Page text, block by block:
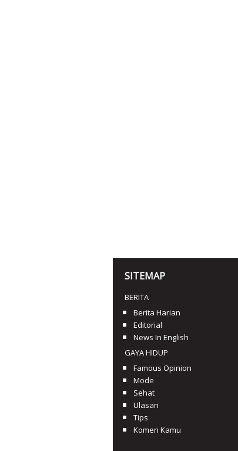
SITEMAP
BERITA
Berita Harian
Editorial
News In English
GAYA HIDUP
Famous Opinion
Mode
Sehat
Ulasan
Tips
Komen Kamu